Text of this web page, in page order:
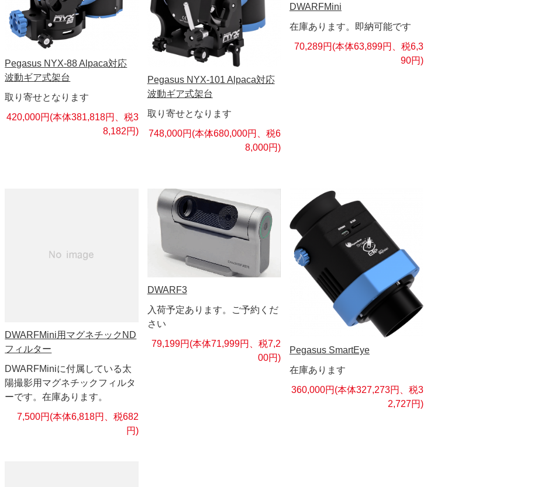
Pegasus NYX-88 Alpaca対応
波動ギア式架台
取り寄せとなります
420,000円(本体381,818円、税3
8,182円)
Pegasus NYX-101 Alpaca対応
波動ギア式架台
取り寄せとなります
748,000円(本体680,000円、税6
8,000円)
DWARFMini
在庫あります。即納可能です
70,289円(本体63,899円、税6,3
90円)
DWARFMini用マグネチックND
フィルター
DWARFMiniに付属している太
陽撮影用マグネチックフィルタ
ーです。在庫あります。
7,500円(本体6,818円、税682
円)
DWARF3
入荷予定あります。ご予約くだ
さい
79,199円(本体71,999円、税7,2
00円)
Pegasus SmartEye
在庫あります
360,000円(本体327,273円、税3
2,727円)